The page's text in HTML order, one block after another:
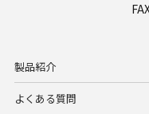
製品紹介
よくある質問